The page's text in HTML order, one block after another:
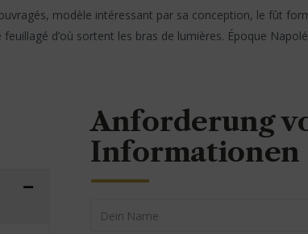
modèle intéressant par sa conception, le fût
d’où sortent les bras de lumières. Époque
Anforderung
Informationen